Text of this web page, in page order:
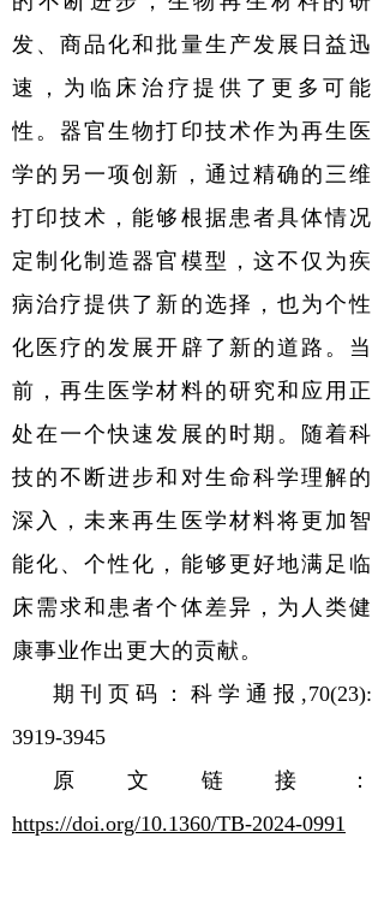
发、商品化和批量生产发展日益迅
速，为临床治疗提供了更多可能
性。器官生物打印技术作为再生医
学的另一项创新，通过精确的三维
打印技术，能够根据患者具体情况
定制化制造器官模型，这不仅为疾
病治疗提供了新的选择，也为个性
化医疗的发展开辟了新的道路。当
前，再生医学材料的研究和应用正
处在一个快速发展的时期。随着科
技的不断进步和对生命科学理解的
深入，未来再生医学材料将更加智
能化、个性化，能够更好地满足临
床需求和患者个体差异，为人类健
康事业作出更大的贡献。
期刊页码：科学通报,70(23):
3919-3945
原文链接：
https://doi.org/10.1360/TB-2024-0991